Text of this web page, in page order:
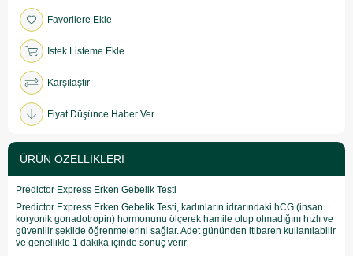
Favorilere Ekle
İstek Listeme Ekle
Karşılaştır
Fiyat Düşünce Haber Ver
ÜRÜN ÖZELLIKLERI
Predictor Express Erken Gebelik Testi
Predictor Express Erken Gebelik Testi, kadınların idrarındaki hCG (insan
koryonik gonadotropin) hormonunu ölçerek hamile olup olmadığını hızlı ve
güvenilir şekilde öğrenmelerini sağlar. Adet gününden itibaren kullanılabilir
ve genellikle 1 dakika içinde sonuç verir